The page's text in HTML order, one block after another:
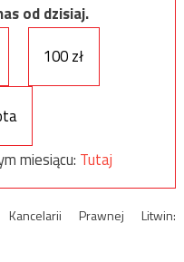
od dzisiaj.
100 zł
miesiącu: Tutaj
Prawnej Litwin: